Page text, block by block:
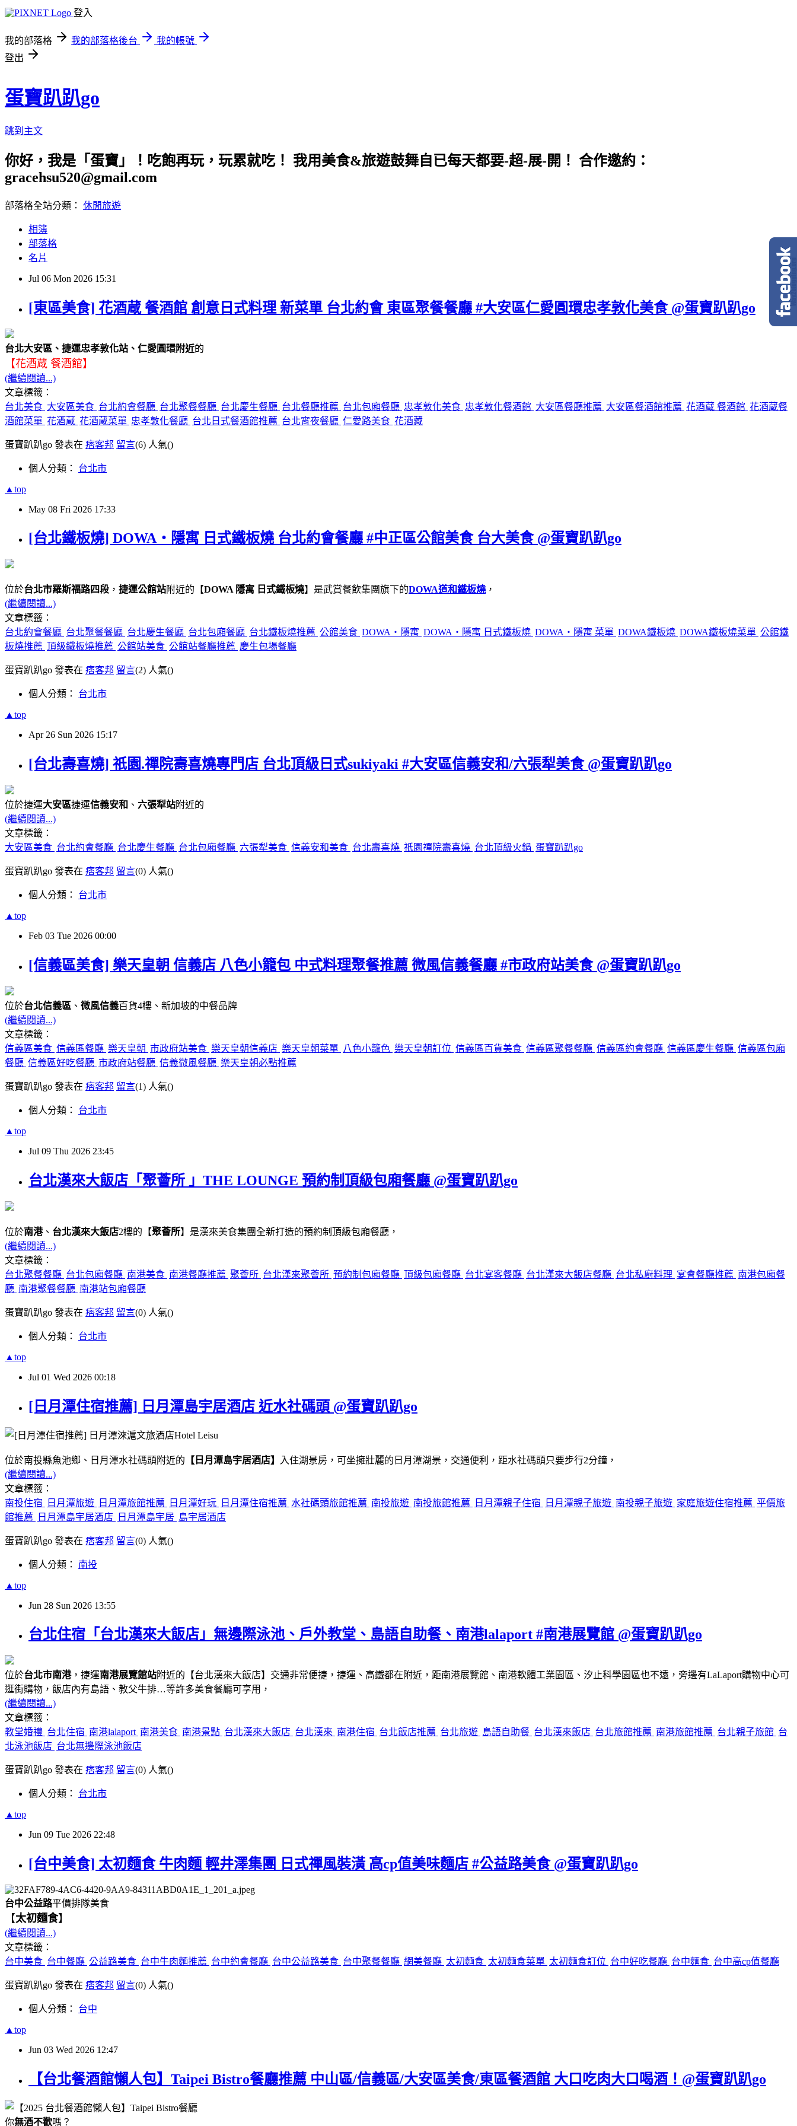
登入
我的部落格 我的部落格後台
我的帳號
登出
蛋寶趴趴go
跳到主文
你好，我是「蛋寶」！吃飽再玩，玩累就吃！ 我用美食&旅遊鼓舞自已每天都要-超-展-開！ 合作邀約：
gracehsu520@gmail.com
部落格全站分類： 休閒旅遊
相簿
部落格
名片
Jul 06 Mon 2026 15:31
[東區美食] 花酒蔵 餐酒館 創意日式料理 新菜單 台北約會 東區聚餐餐廳 #大安區仁愛圓環忠孝敦化美食 @蛋寶趴趴go
台北大安區、捷運忠孝敦化站、仁愛圓環附近的
【花酒蔵 餐酒館】
(繼續閱讀...)
文章標籤：
台北美食 大安區美食 台北約會餐廳 台北聚餐餐廳 台北慶生餐廳 台北餐廳推薦 台北包廂餐廳 忠孝敦化美食 忠孝敦化餐酒館 大安區餐廳推薦 大安區餐酒館推薦 花酒蔵 餐酒館 花酒蔵餐
酒館菜單 花酒蔵 花酒蔵菜單 忠孝敦化餐廳 台北日式餐酒館推薦 台北宵夜餐廳 仁愛路美食 花酒藏
蛋寶趴趴go 發表在 痞客邦 留言(6) 人氣()
個人分類： 台北市
▲top
May 08 Fri 2026 17:33
[台北鐵板燒] DOWA・隱寓 日式鐵板燒 台北約會餐廳 #中正區公館美食 台大美食 @蛋寶趴趴go
位於台北市羅斯福路四段 ， 捷運公館站附近的【DOWA 隱寓 日式鐵板燒】是武賞餐飲集團旗下的DOWA道和鐵板燒 ，
(繼續閱讀...)
文章標籤：
台北約會餐廳 台北聚餐餐廳 台北慶生餐廳 台北包廂餐廳 台北鐵板燒推薦 公館美食 DOWA・隱寓 DOWA・隱寓 日式鐵板燒 DOWA・隱寓 菜單 DOWA鐵板燒 DOWA鐵板燒菜單 公館鐵
板燒推薦 頂級鐵板燒推薦 公館站美食 公館站餐廳推薦 慶生包場餐廳
蛋寶趴趴go 發表在 痞客邦 留言(2) 人氣()
個人分類： 台北市
▲top
Apr 26 Sun 2026 15:17
[台北壽喜燒] 祇園.禪院壽喜燒專門店 台北頂級日式sukiyaki #大安區信義安和/六張犁美食 @蛋寶趴趴go
位於捷運大安區捷運信義安和 、 六張犁站附近的
(繼續閱讀...)
文章標籤：
大安區美食 台北約會餐廳 台北慶生餐廳 台北包廂餐廳 六張犁美食 信義安和美食 台北壽喜燒 祇園禪院壽喜燒 台北頂級火鍋 蛋寶趴趴go
蛋寶趴趴go 發表在 痞客邦 留言(0) 人氣()
個人分類： 台北市
▲top
Feb 03 Tue 2026 00:00
[信義區美食] 樂天皇朝 信義店 八色小籠包 中式料理聚餐推薦 微風信義餐廳 #市政府站美食 @蛋寶趴趴go
位於台北信義區 、 微風信義百貨4樓、新加坡的中餐品牌
(繼續閱讀...)
文章標籤：
信義區美食 信義區餐廳 樂天皇朝 市政府站美食 樂天皇朝信義店 樂天皇朝菜單 八色小籠色 樂天皇朝訂位 信義區百貨美食 信義區聚餐餐廳 信義區約會餐廳 信義區慶生餐廳 信義區包廂
餐廳 信義區好吃餐廳 市政府站餐廳 信義微風餐廳 樂天皇朝必點推薦
蛋寶趴趴go 發表在 痞客邦 留言(1) 人氣()
個人分類： 台北市
▲top
Jul 09 Thu 2026 23:45
台北漢來大飯店「聚薈所 」THE LOUNGE 預約制頂級包廂餐廳 @蛋寶趴趴go
位於南港、 台北漢來大飯店2樓的【聚薈所】是漢來美食集團全新打造的預約制頂級包廂餐廳，
(繼續閱讀...)
文章標籤：
台北聚餐餐廳 台北包廂餐廳 南港美食 南港餐廳推薦 聚薈所 台北漢來聚薈所 預約制包廂餐廳 頂級包廂餐廳 台北宴客餐廳 台北漢來大飯店餐廳 台北私廚料理 宴會餐廳推薦 南港包廂餐
廳 南港聚餐餐廳 南港站包廂餐廳
蛋寶趴趴go 發表在 痞客邦 留言(0) 人氣()
個人分類： 台北市
▲top
Jul 01 Wed 2026 00:18
[日月潭住宿推薦] 日月潭島宇居酒店 近水社碼頭 @蛋寶趴趴go
位於南投縣魚池鄉、日月潭水社碼頭附近的 【日月潭島宇居酒店】
入住湖景房，可坐擁壯麗的日月潭湖景，交通便利，距水社碼頭只要步行2分鐘，
(繼續閱讀...)
文章標籤：
南投住宿
日月潭旅遊 日月潭旅館推薦 日月潭好玩 日月潭住宿推薦 水社碼頭旅館推薦 南投旅遊 南投旅館推薦 日月潭親子住宿 日月潭親子旅遊 南投親子旅遊 家庭旅遊住宿推薦 平價旅
館推薦
日月潭島宇居酒店 日月潭島宇居 島宇居酒店
蛋寶趴趴go 發表在 痞客邦 留言(0) 人氣()
個人分類： 南投
▲top
Jun 28 Sun 2026 13:55
台北住宿「台北漢來大飯店」無邊際泳池、戶外教堂、島語自助餐、南港lalaport #南港展覽館 @蛋寶趴趴go
位於台北市南港，捷運南港展覽館站附近的【台北漢來大飯店】交通非常便捷，捷運、高鐵都在附近，距南港展覽館、南港軟體工業園區、汐止科學園區也不遠，旁邊有LaLaport購物中心可
逛街購物，飯店內有島語、教父牛排…等許多美食餐廳可享用，
(繼續閱讀...)
文章標籤：
教堂婚禮 台北住宿 南港lalaport 南港美食 南港景點 台北漢來大飯店 台北漢來 南港住宿 台北飯店推薦 台北旅遊 島語自助餐 台北漢來飯店 台北旅館推薦 南港旅館推薦 台北親子旅館 台
北泳池飯店 台北無邊際泳池飯店
蛋寶趴趴go 發表在 痞客邦 留言(0) 人氣()
個人分類： 台北市
▲top
Jun 09 Tue 2026 22:48
[台中美食] 太初麵食 牛肉麵 輕井澤集團 日式禪風裝潢 高cp值美味麵店 #公益路美食 @蛋寶趴趴go
台中公益路平價排隊美食
【太初麵食】
(繼續閱讀...)
文章標籤：
台中美食 台中餐廳 公益路美食 台中牛肉麵推薦 台中約會餐廳 台中公益路美食 台中聚餐餐廳 網美餐廳 太初麵食 太初麵食菜單 太初麵食訂位 台中好吃餐廳 台中麵食 台中高cp值餐廳
蛋寶趴趴go 發表在 痞客邦 留言(0) 人氣()
個人分類： 台中
▲top
Jun 03 Wed 2026 12:47
【台北餐酒館懶人包】Taipei Bistro餐廳推薦 中山區/信義區/大安區美食/東區餐酒館 大口吃肉大口喝酒！@蛋寶趴趴go
你無酒不歡嗎？